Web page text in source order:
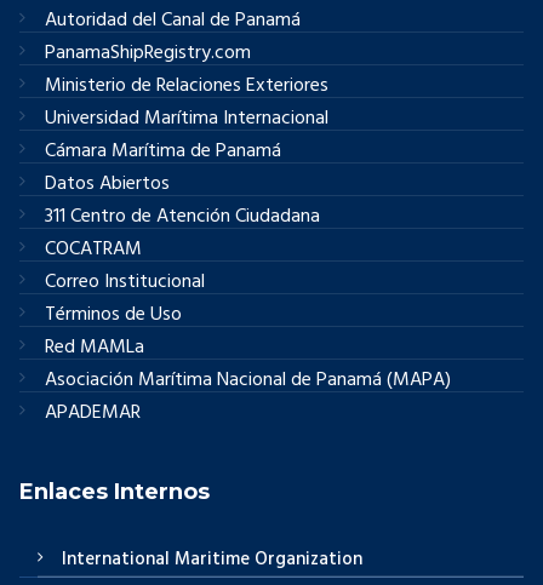
Autoridad del Canal de Panamá
PanamaShipRegistry.com
Ministerio de Relaciones Exteriores
Universidad Marítima Internacional
Cámara Marítima de Panamá
Datos Abiertos
311 Centro de Atención Ciudadana
COCATRAM
Correo Institucional
Términos de Uso
Red MAMLa
Asociación Marítima Nacional de Panamá (MAPA)
APADEMAR
Enlaces Internos
International Maritime Organization